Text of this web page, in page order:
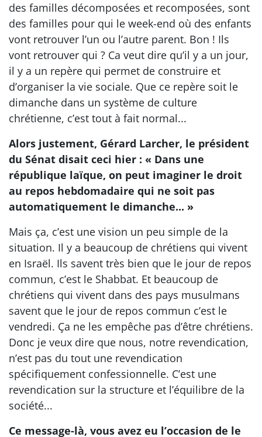
des familles décomposées et recomposées, sont
des familles pour qui le week-end où des enfants
vont retrouver l’un ou l’autre parent. Bon ! Ils
vont retrouver qui ? Ca veut dire qu’il y a un jour,
il y a un repère qui permet de construire et
d’organiser la vie sociale. Que ce repère soit le
dimanche dans un système de culture
chrétienne, c’est tout à fait normal...
Alors justement, Gérard Larcher, le président
du Sénat disait ceci hier : « Dans une
république laïque, on peut imaginer le droit
au repos hebdomadaire qui ne soit pas
automatiquement le dimanche... »
Mais ça, c’est une vision un peu simple de la
situation. Il y a beaucoup de chrétiens qui vivent
en Israël. Ils savent très bien que le jour de repos
commun, c’est le Shabbat. Et beaucoup de
chrétiens qui vivent dans des pays musulmans
savent que le jour de repos commun c’est le
vendredi. Ça ne les empêche pas d’être chrétiens.
Donc je veux dire que nous, notre revendication,
n’est pas du tout une revendication
spécifiquement confessionnelle. C’est une
revendication sur la structure et l’équilibre de la
société...
Ce message-là, vous avez eu l’occasion de le